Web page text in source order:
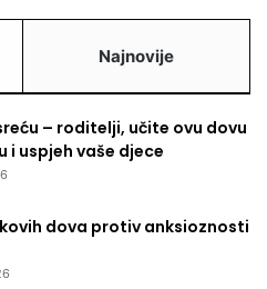
Najnovije
– roditelji, učite ovu dovu
i uspjeh vaše djece
dova protiv anksioznosti